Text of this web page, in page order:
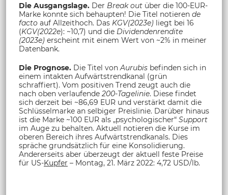
Die Ausgangslage. Der Break out über die 100-EUR-
Marke konnte sich behaupten! Die Titel notieren de
facto auf Allzeithoch. Das KGV(2023e) liegt bei 16
(KGV(2022e): ~10,7) und die Dividendenrendite
(2023e) erscheint mit einem Wert von ~2% in meiner
Datenbank.
Die Prognose. Die Titel vonAurubis befinden sich in
einem intakten Aufwärtstrendkanal (grün
schraffiert). Vom positiven Trend zeugt auch die
nach oben verlaufende 200-Tagelinie. Diese findet
sich derzeit bei ~86,69 EUR und verstärkt damit die
Schlüsselmarke an selbiger Preislinie. Darüber hinaus
ist die Marke ~100 EUR als „psychologischer“ Support
im Auge zu behalten. Aktuell notieren die Kurse im
oberen Bereich ihres Aufwärtstrendkanals. Dies
spräche grundsätzlich für eine Konsolidierung.
Andererseits aber überzeugt der aktuell feste Preise
für US-Kupfer – Montag, 21. März 2022: 4,72 USD/lb.